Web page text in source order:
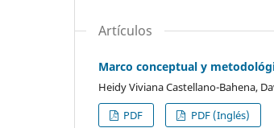
Artículos
Marco conceptual y
Heidy Viviana Castellano-Bahena,
PDF
PDF (Inglés)